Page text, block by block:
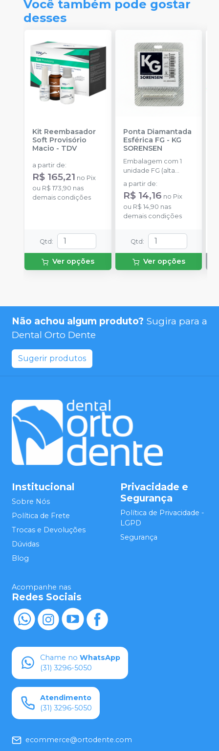
Você também pode gostar
desses
Kit Reembasador
Soft Provisório
Macio - TDV
a partir de:
R$ 165,21 no Pix
ou R$ 173,90 nas
demais condições
Qtd :
Ver opções
Ponta Diamantada
Esférica FG - KG
SORENSEN
Embalagem com 1
unidade FG (alta
rotação).
a partir de:
R$ 14,16 no Pix
ou R$ 14,90 nas
demais condições
Qtd :
Ver opções
Não achou algum produto? Sugira para a
Dental Orto Dente
Sugerir produtos
Institucional
Sobre Nós
Política de Frete
Trocas e Devoluções
Dúvidas
Blog
Privacidade e
Segurança
Política de Privacidade -
LGPD
Segurança
Acompanhe nas
Redes Sociais
Chame no WhatsApp
(31) 3296-5050
Atendimento
(31) 3296-5050
ecommerce@ortodente.com